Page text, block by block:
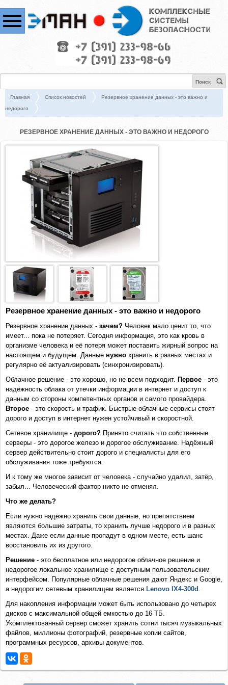
Поиск
Главная Список новостей
Резервное хранение данных - это важно и
недорого
РЕЗЕРВНОЕ ХРАНЕНИЕ ДАННЫХ - ЭТО ВАЖНО И НЕДОРОГО
Резервное хранение данных - это важно и недорого
Резервное хранение данных - зачем? Человек мало ценит то, что
имеет... пока не потеряет. Сегодня информация, это как кровь в
организме человека и её потеря может поставить жирный вопрос на
настоящем и будущем. Данные нужно хранить в разных местах и
регулярно её актуализировать (синхронизировать).
Облачное решение - это хорошо, но не всем подходит. Первое - это
надёжность облака от утечки информации в интернет и доступ к
данным со стороны компетентных органов и самого провайдера.
Второе - это скорость и трафик. Быстрые облачные сервисы стоят
дорого и доступ в интернет нужен устойчивый и скоростной.
Сетевое хранилище - дорого? Принято считать что собственные
серверы - это дорогое железо и дорогое обслуживание. Надёжный
сервер действительно стоит дорого и специалисты для его
обслуживания тоже требуются.
И к тому же многое зависит от человека - случайно удалил, затёр,
забыл... Человеческий фактор никто не отменял.
Что же делать?
Если нужно надёжно хранить свои данные, но препятствием
являются большие затраты, то хранить лучше недорого и в разных
местах. Даже если данные пропадут в одном месте, есть шанс
восстановить их из другого.
Решение - это бесплатное или недорогое облачное решение и
недорогое локальное хранилище с доступным пользовательским
интерфейсом. Популярные облачные решения дают Яндекс и Google,
а недорогим сетевым хранилищем является Lenovo IX4-300d .
Для накопления информации может быть использовано до четырех
дисков с максимальной общей емкостью до 16 ТБ.
Укомплектованный сервер сможет хранить сотни тысяч музыкальных
файлов, миллионы фотографий, резервные копии сайтов,
программных ресурсов, архивы документов.